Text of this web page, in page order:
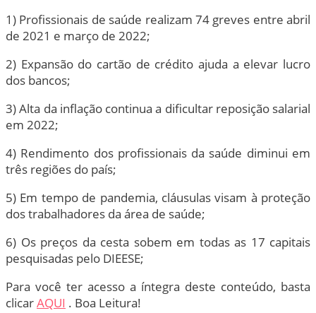
1) Profissionais de saúde realizam 74 greves entre abril
de 2021 e março de 2022;
2) Expansão do cartão de crédito ajuda a elevar lucro
dos bancos;
3) Alta da inflação continua a dificultar reposição salarial
em 2022;
4) Rendimento dos profissionais da saúde diminui em
três regiões do país;
5) Em tempo de pandemia, cláusulas visam à proteção
dos trabalhadores da área de saúde;
6) Os preços da cesta sobem em todas as 17 capitais
pesquisadas pelo DIEESE;
Para você ter acesso a íntegra deste conteúdo, basta
clicarAQUI . Boa Leitura!